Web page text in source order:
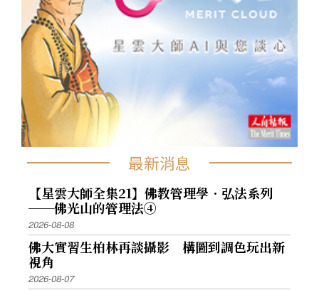
最新消息
【星雲大師全集21】佛教管理學．弘法系列
──佛光山的管理法④
2026-08-08
佛大實習生柏林再談攝影 構圖到調色玩出新
視角
2026-08-07